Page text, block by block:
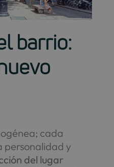
barrio:
cada
personalidad y
del lugar